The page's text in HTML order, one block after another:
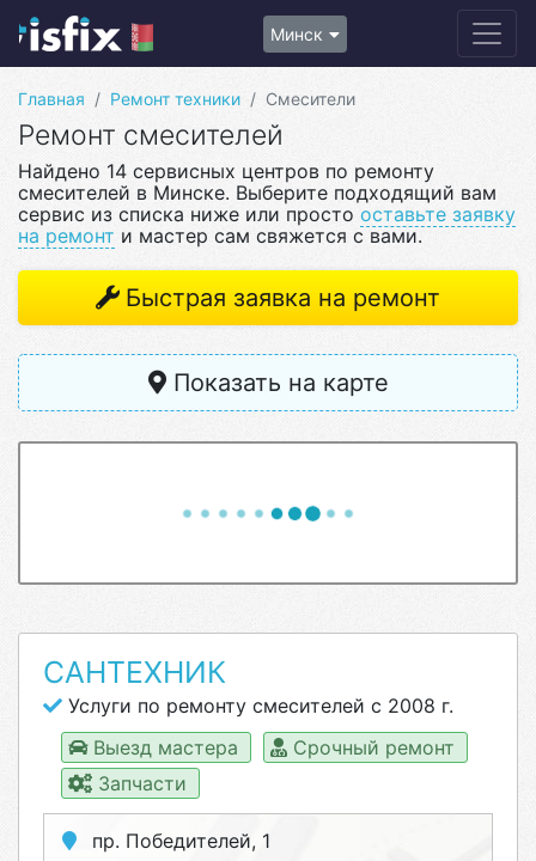
Минск
Главная Ремонт техники Смесители
Ремонт смесителей
Найдено 14 сервисных центров по ремонту
смесителей в Минске. Выберите подходящий вам
сервис из списка ниже или просто оставьте заявку
на ремонт и мастер сам свяжется с вами.
Быстрая заявка на ремонт
Показать на карте
САНТЕХНИК
Услуги по ремонту смесителей с 2008 г.
Выезд мастера
Срочный ремонт
Запчасти
пр. Победителей, 1